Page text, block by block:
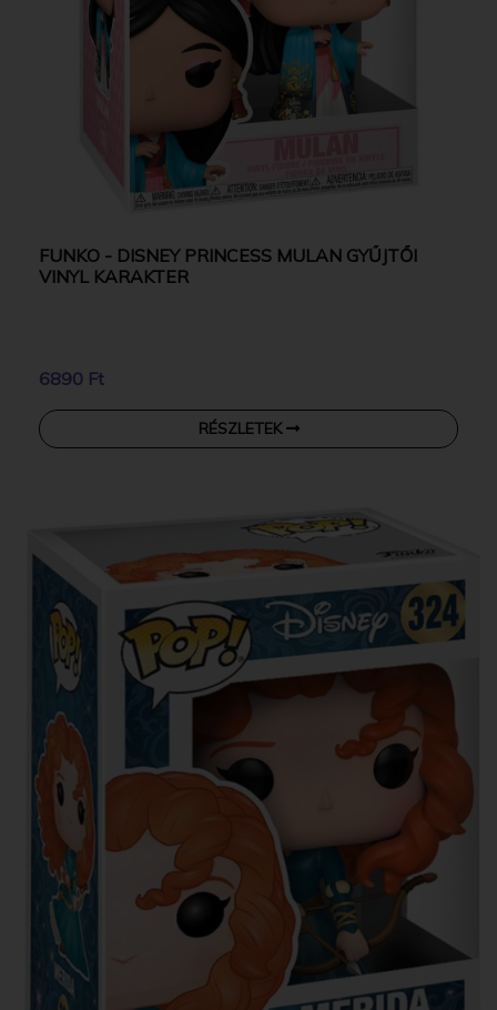
FUNKO - DISNEY PRINCESS MULAN GYŰJTŐI
VINYL KARAKTER
6890 Ft
RÉSZLETEK